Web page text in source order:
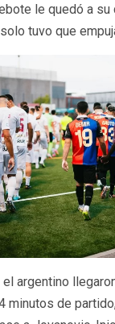
le quedó a su
tuvo que
argentino
minutos de